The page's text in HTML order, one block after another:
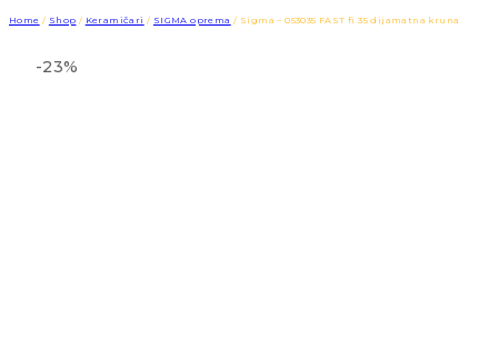
Home / Shop / Keramičari / SIGMA oprema / Sigma – 053035 FAST fi 35 dijamatna kruna
-23%